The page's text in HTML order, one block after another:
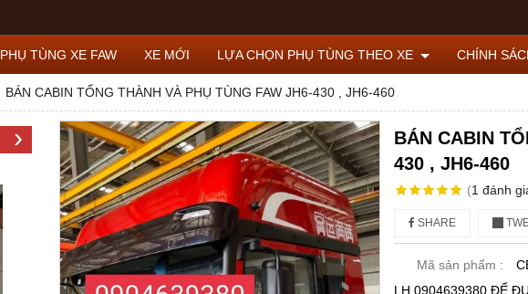
PHỤ TÙNG XE FAW XE MỚI LỰA CHỌN PHỤ TÙNG THEO XE CHÍNH
BÁN CABIN TỔNG THÀNH VÀ PHỤ TÙNG FAW JH6-430 , JH6-460
›
BÁN CABIN
430 , JH6-460
(1 đánh
SHARE
Mã sản phẩm :
LH 0904639380 ĐỂ